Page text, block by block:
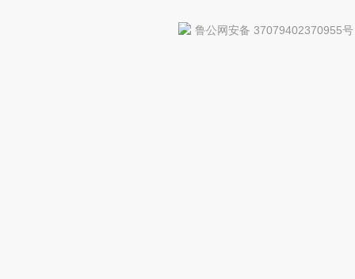
鲁公网安备 37079402370955号